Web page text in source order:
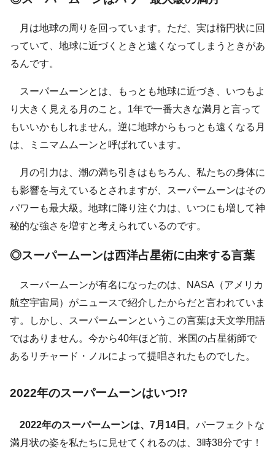
月は地球の周りを回っています。ただ、実は楕円状に回
っていて、地球に近づくときと遠くなってしまうときがあ
るんです。
スーパームーンとは、もっとも地球に近づき、いつもよ
り大きく見える月のこと。1年で一番大きな満月と言って
もいいかもしれません。逆に地球からもっとも遠くなる月
は、ミニマムムーンと呼ばれています。
月の引力は、潮の満ち引きはもちろん、私たちの身体に
も影響を与えているとされますが、スーパームーンはその
パワーも最大級。地球に降り注ぐ力は、いつにも増して神
秘的な強さを増すと考えられているのです。
◎スーパームーンは西洋占星術に由来する言葉
スーパームーンが有名になったのは、NASA（アメリカ
航空宇宙局）がニュースで紹介したからだと言われていま
す。しかし、スーパームーンというこの言葉は天文学用語
ではありません。今から40年ほど前、米国の占星術師で
あるリチャード・ノルによって提唱されたものでした。
2022年のスーパームーンはいつ!?
2022年のスーパームーンは、7月14日 。パーフェクトな
満月状の姿を私たちに見せてくれるのは、3時38分です！